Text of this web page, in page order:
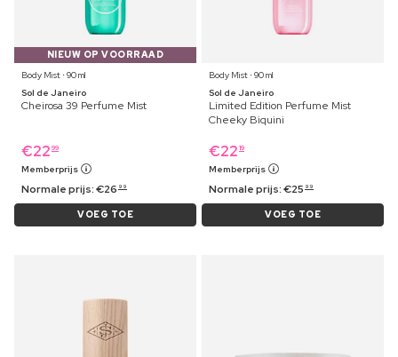
NIEUW OP VOORRAAD
Body Mist ⋅ 90 ml
Sol de Janeiro
Cheirosa 39 Perfume Mist
€22 99
Memberprijs
Normale prijs:€26 99
VOEG TOE
Body Mist ⋅ 90 ml
Sol de Janeiro
Limited Edition Perfume Mist
Cheeky Biquini
€22 19
Memberprijs
Normale prijs:€25 99
VOEG TOE